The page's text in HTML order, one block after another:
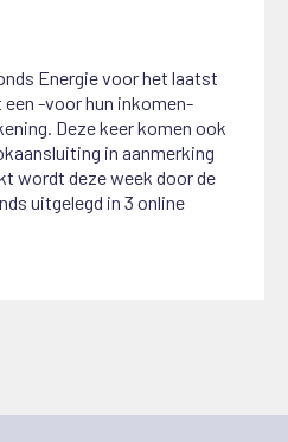
Energie voor het laatst
-voor hun inkomen-
Deze keer komen ook
in aanmerking
wordt deze week door de
uitgelegd in 3 online